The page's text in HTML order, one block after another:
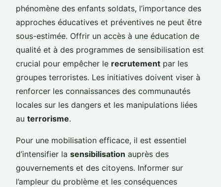
phénomène des enfants soldats, l’importance des
approches éducatives et préventives ne peut être
sous-estimée. Offrir un accès à une éducation de
qualité et à des programmes de sensibilisation est
crucial pour empêcher le recrutement par les
groupes terroristes. Les initiatives doivent viser à
renforcer les connaissances des communautés
locales sur les dangers et les manipulations liées
au terrorisme.
Pour une mobilisation efficace, il est essentiel
d’intensifier la sensibilisation auprès des
gouvernements et des citoyens. Informer sur
l’ampleur du problème et les conséquences